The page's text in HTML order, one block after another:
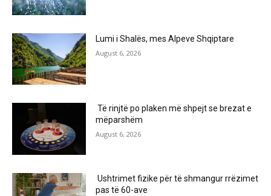
Lumi i Shalës, mes Alpeve Shqiptare
August 6, 2026
Të rinjtë po plaken më shpejt se brezat e
mëparshëm
August 6, 2026
Ushtrimet fizike për të shmangur rrëzimet
pas të 60-ave